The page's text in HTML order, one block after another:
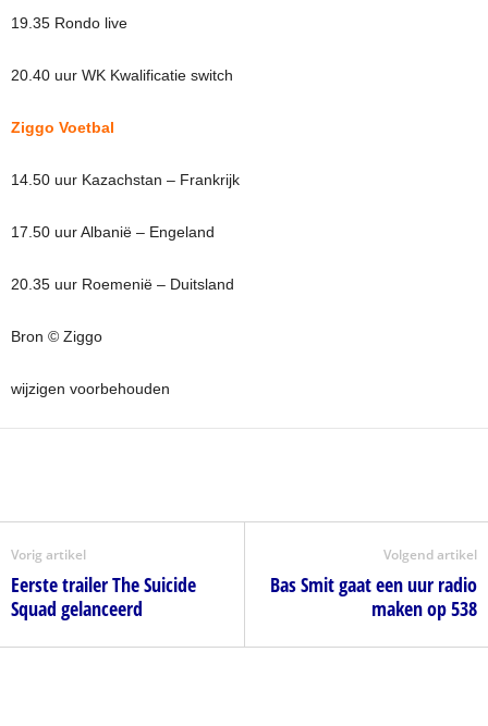
19.35 Rondo live
20.40 uur WK Kwalificatie switch
Ziggo Voetbal
14.50 uur Kazachstan – Frankrijk
17.50 uur Albanië – Engeland
20.35 uur Roemenië – Duitsland
Bron © Ziggo
wijzigen voorbehouden
Vorig artikel
Eerste trailer The Suicide
Squad gelanceerd
Volgend artikel
Bas Smit gaat een uur radio
maken op 538